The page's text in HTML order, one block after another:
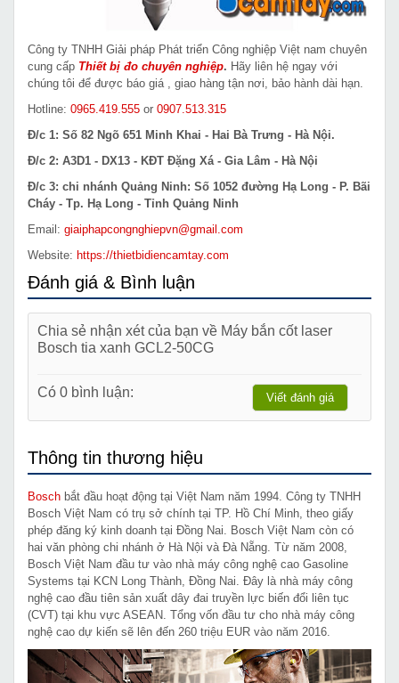
Công ty TNHH Giải pháp Phát triển Công nghiệp Việt nam chuyên
cung cấp Thiết bị đo chuyên nghiệp. Hãy liên hệ ngay với
chúng tôi để được báo giá , giao hàng tận nơi, bảo hành dài hạn.
Hotline: 0965.419.555 or 0907.513.315
Đ/c 1: Số 82 Ngõ 651 Minh Khai - Hai Bà Trưng - Hà Nội.
Đ/c 2: A3D1 - DX13 - KĐT Đặng Xá - Gia Lâm - Hà Nội
Đ/c 3: chi nhánh Quảng Ninh: Số 1052 đường Hạ Long - P. Bãi
Cháy - Tp. Hạ Long - Tỉnh Quảng Ninh
Email: giaiphapcongnghiepvn@gmail.com
Website: https://thietbidiencamtay.com
Đánh giá & Bình luận
Chia sẻ nhận xét của bạn về Máy bắn cốt laser
Bosch tia xanh GCL2-50CG
Có 0 bình luận: Viết đánh giá
Thông tin thương hiệu
Bosch bắt đầu hoạt động tại Việt Nam năm 1994. Công ty TNHH
Bosch Việt Nam có trụ sở chính tại TP. Hồ Chí Minh, theo giấy
phép đăng ký kinh doanh tại Đồng Nai. Bosch Việt Nam còn có
hai văn phòng chi nhánh ở Hà Nội và Đà Nẵng. Từ năm 2008,
Bosch Việt Nam đầu tư vào nhà máy công nghệ cao Gasoline
Systems tại KCN Long Thành, Đồng Nai. Đây là nhà máy công
nghệ cao đầu tiên sản xuất dây đai truyền lực biến đổi liên tục
(CVT) tại khu vực ASEAN. Tổng vốn đầu tư cho nhà máy công
nghệ cao dự kiến sẽ lên đến 260 triệu EUR vào năm 2016.